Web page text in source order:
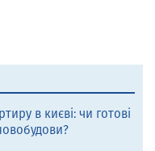
в києві: чи готові